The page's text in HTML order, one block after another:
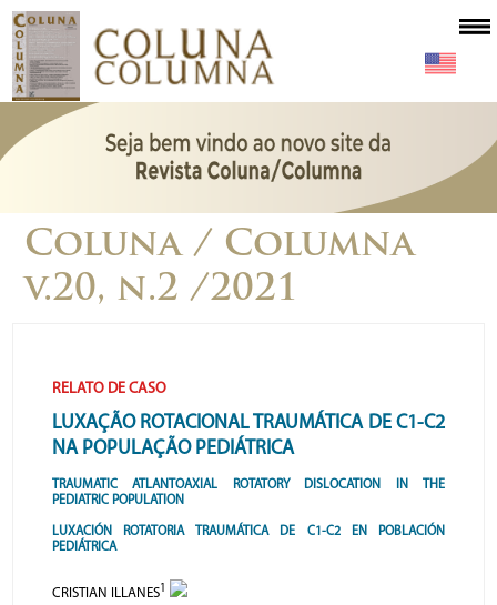
Coluna / Columna
v.20, n.2 /2021
RELATO DE CASO
LUXAÇÃO ROTACIONAL TRAUMÁTICA DE C1-C2
NA POPULAÇÃO PEDIÁTRICA
TRAUMATIC ATLANTOAXIAL ROTATORY DISLOCATION IN THE
PEDIATRIC POPULATION
LUXACIÓN ROTATORIA TRAUMÁTICA DE C1-C2 EN POBLACIÓN
PEDIÁTRICA
CRISTIAN ILLANES1